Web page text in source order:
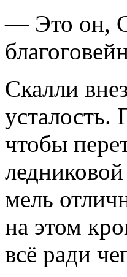
— Это он,
Скалли
чтобы
мель
на этом
всё ради